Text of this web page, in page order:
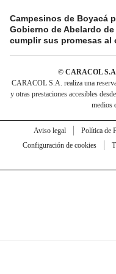
Campesinos de Boyacá
Gobierno de Abelardo
cumplir sus promesas al
© CARACOL S.A.
CARACOL S.A. realiza una
y otras prestaciones accesibles
medios
Aviso legal Política de
Configuración de cookies